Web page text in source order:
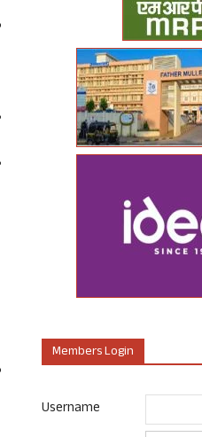
Members Login
Username